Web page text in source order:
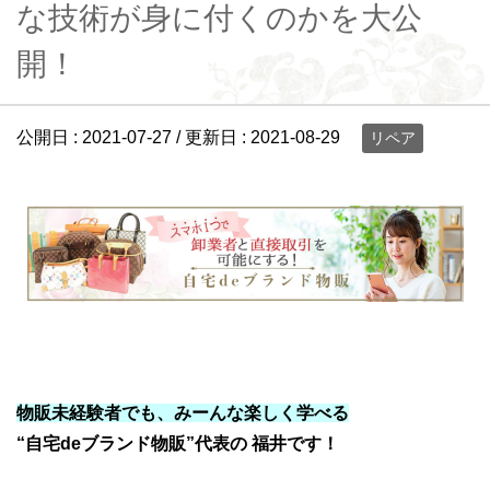
な技術が身に付くのかを大公
開！
公開日 : 2021-07-27 / 更新日 : 2021-08-29 リペア
物販未経験者でも、 みーんな楽しく学べる
“自宅deブランド物販”代表の 福井です！